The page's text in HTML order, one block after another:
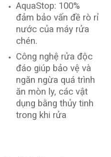
AquaStop: 100%
đảm bảo vấn đề rò rỉ
nước của máy rửa
chén.
Công nghệ rửa độc
đáo giúp bảo vệ và
ngăn ngừa quá trình
ăn mòn ly, các vật
dụng bằng thủy tinh
trong khi rửa